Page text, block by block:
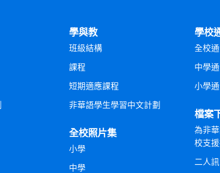
學與教
班級結構
課程
短期適應課程
非華語學生學習中文計劃
全校照片集
小學
中學
學校
全校
中學
小學
檔案
為非
校支
二人訊